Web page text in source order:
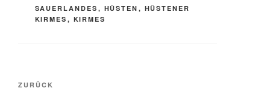
AUERLANDES
, HÜSTEN , HÜSTENER
KIRMES , KIRMES
Beitragsnavigation
ZURÜCK